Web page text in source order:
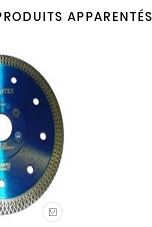
APPARENTÉS